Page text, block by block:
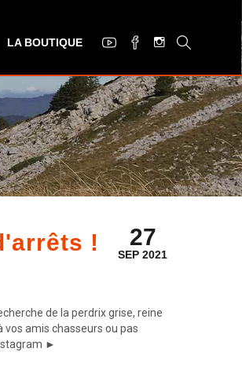
LA BOUTIQUE
!
27
SEP 2021
de la perdrix grise, reine
amis chasseurs ou pas
►